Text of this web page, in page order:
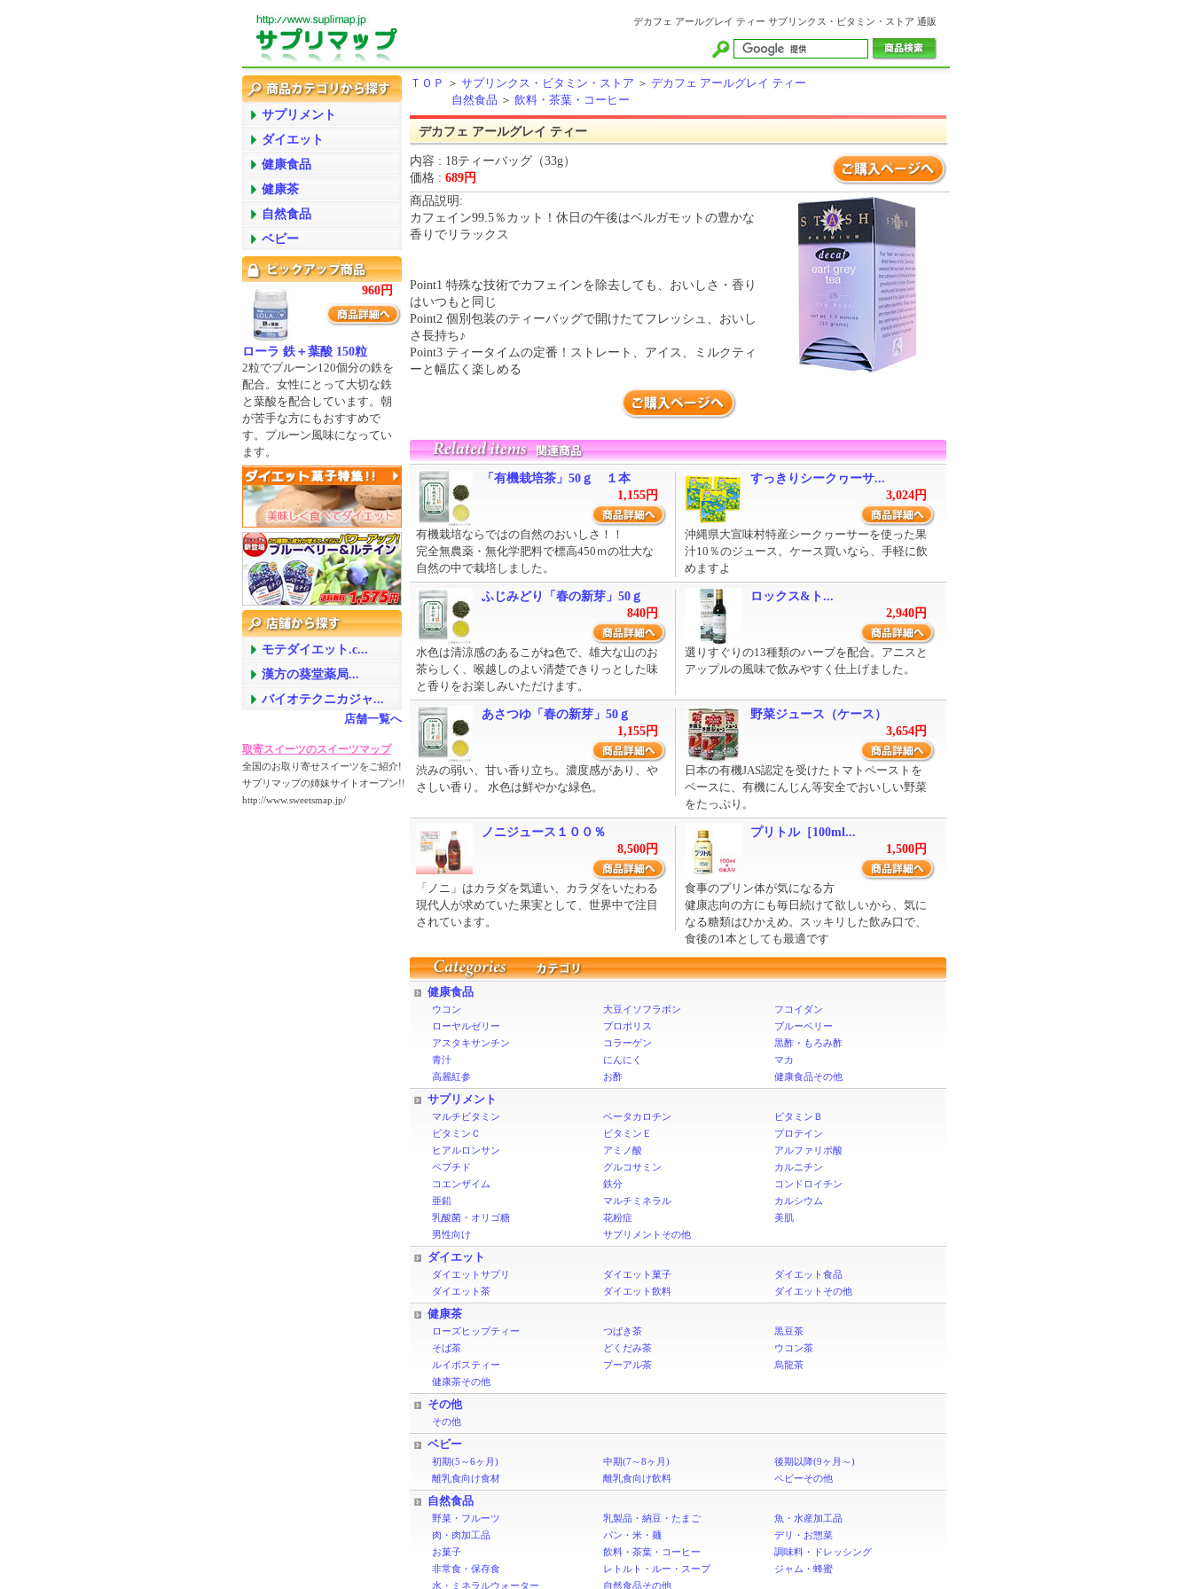
デカフェ アールグレイ ティー サプリンクス・ビタミン・ストア 通販
ＴＯＰ ＞ サプリンクス・ビタミン・ストア ＞ デカフェ アールグレイ ティー
自然食品 ＞ 飲料・茶葉・コーヒー
デカフェ アールグレイ ティー
内容 : 18ティーバッグ（33g）
価格 : 689円
商品説明:
カフェイン99.5％カット！休日の午後はベルガモットの豊かな
香りでリラックス
Point1 特殊な技術でカフェインを除去しても、おいしさ・香り
はいつもと同じ
Point2 個別包装のティーバッグで開けたてフレッシュ、おいし
さ長持ち♪
Point3 ティータイムの定番！ストレート、アイス、ミルクティ
ーと幅広く楽しめる
「有機栽培茶」50ｇ １本
1,155円
有機栽培ならではの自然のおいしさ！！
完全無農薬・無化学肥料で標高450ｍの壮大な
自然の中で栽培しました。
すっきりシークヮーサ...
3,024円
沖縄県大宣味村特産シークヮーサーを使った果
汁10％のジュース。ケース買いなら、手軽に飲
めますよ
ふじみどり「春の新芽」50ｇ
840円
水色は清涼感のあるこがね色で、雄大な山のお
茶らしく、喉越しのよい清楚できりっとした味
と香りをお楽しみいただけます。
ロックス&ト...
2,940円
選りすぐりの13種類のハーブを配合。アニスと
アップルの風味で飲みやすく仕上げました。
あさつゆ「春の新芽」50ｇ
1,155円
渋みの弱い、甘い香り立ち。濃度感があり、や
さしい香り。 水色は鮮やかな緑色。
野菜ジュース（ケース）
3,654円
日本の有機JAS認定を受けたトマトペーストを
ベースに、有機にんじん等安全でおいしい野菜
をたっぷり。
ノニジュース１００％
8,500円
「ノニ」はカラダを気遣い、カラダをいたわる
現代人が求めていた果実として、世界中で注目
されています。
プリトル［100ml...
1,500円
食事のプリン体が気になる方
健康志向の方にも毎日続けて欲しいから、気に
なる糖類はひかえめ。スッキリした飲み口で、
食後の1本としても最適です
健康食品
ウコン 大豆イソフラボン
フコイダン
ローヤルゼリー
プロポリス
ブルーベリー
アスタキサンチン
コラーゲン
黒酢・もろみ酢
青汁
にんにく
マカ
高麗紅参
お酢 健康食品その他
サプリメント
マルチビタミン ベータカロチン
ビタミンＢ
ビタミンＣ
ビタミンＥ
プロテイン
ヒアルロンサン
アミノ酸
アルファリポ酸
ペプチド
グルコサミン
カルニチン
コエンザイム
鉄分
コンドロイチン
亜鉛
マルチミネラル
カルシウム
乳酸菌・オリゴ糖
花粉症
美肌
男性向け
サプリメントその他
ダイエット
ダイエットサプリ ダイエット菓子
ダイエット食品
ダイエット茶
ダイエット飲料 ダイエットその他
健康茶
ローズヒップティー つばき茶
黒豆茶
そば茶
どくだみ茶
ウコン茶
ルイボスティー
プーアル茶
烏龍茶
健康茶その他
その他
その他
ベビー
初期(5～6ヶ月) 中期(7～8ヶ月)
後期以降(9ヶ月～)
離乳食向け食材
離乳食向け飲料 ベビーその他
自然食品
野菜・フルーツ 乳製品・納豆・たまご
魚・水産加工品
肉・肉加工品
パン・米・麺
デリ・お惣菜
お菓子
飲料・茶葉・コーヒー
調味料・ドレッシング
非常食・保存食
レトルト・ルー・スープ
ジャム・蜂蜜
水・ミネラルウォーター
自然食品その他
サプリメント
ダイエット
健康食品
健康茶
自然食品
ベビー
960円
ローラ 鉄＋葉酸 150粒
2粒でプルーン120個分の鉄を
配合。女性にとって大切な鉄
と葉酸を配合しています。朝
が苦手な方にもおすすめで
す。プルーン風味になってい
ます。
モテダイエット.c...
漢方の葵堂薬局...
バイオテクニカジャ...
店舗一覧へ
取寄スイーツのスイーツマップ
全国のお取り寄せスイーツをご紹介!
サプリマップの姉妹サイトオープン!!
http://www.sweetsmap.jp/